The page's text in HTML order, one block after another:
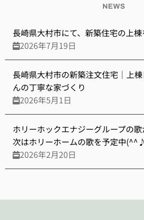
NEWS
長崎県大村市にて、新築住宅の上棟
2026年7月19日
長崎県大村市の新築注文住宅｜上
んの丁寧な家づくり
2026年5月1日
ホリーホックエナジーグループの
次はホリーホームの歌を予定中(^^♪
2026年2月20日